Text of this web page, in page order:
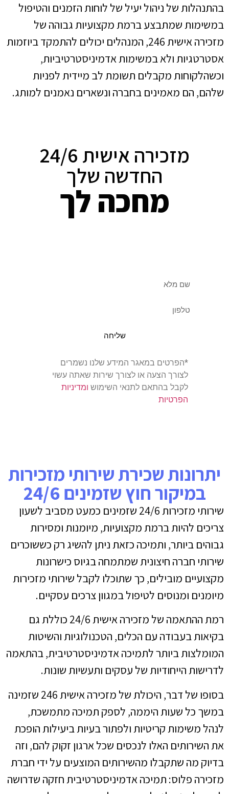
בהתנהלות של ניהול יעיל של לוחות הזמנים והטיפול
במשימות שמתבצע ברמת מקצועיות גבוהה של
מזכירה אישית 246, המנהלים יכולים להתמקד ביוזמות
אסטרטגיות ולא במשימות אדמיניסטרטיביות,
וכשהלקוחות מקבלים תשומת לב מיידית לפניות
שלהם, הם מאמינים בחברה ונשארים נאמנים למותג.
מזכירה אישית 24/6
החדשה שלך
מחכה לך
שליחה
*הפרטים במאגר המידע שלנו נשמרים
לצורך הצעה או לצורך שירות שאתה עשוי
לקבל בהתאם לתנאי השימוש ומדיניות
הפרטיות
יתרונות שכירת שירותי מזכירות
במיקור חוץ שזמינים 24/6
שירותי מזכירות 24/6 שזמינים כמעט מסביב לשעון
צריכים להיות ברמת מקצועיות, מיומנות ומסירות
גבוהים ביותר, ותמיכה כזאת ניתן להשיג רק כששוכרים
שירותי חברה חיצונית שמתמחה בגיוס כישרונות
מקצועיים מובילים, כך שתוכלו לקבל שירותי מזכירות
מיומנים ומנוסים לטיפול במגוון צרכים עסקיים.
רמת ההתאמה של מזכירה אישית 24/6 כוללת גם
בקיאות בעבודה עם הכלים, הטכנולוגיות והשיטות
המומלצות ביותר לתמיכה אדמיניסטרטיבית, בהתאמה
לדרישות הייחודיות של עסקים ותעשיות שונות.
בסופו של דבר, היכולת של מזכירה אישית 246 שזמינה
במשך כל שעות היממה, לספק תמיכה מתמשכת,
לנהל משימות קריטיות ולפתור בעיות ביעילות הופכת
את השירותים האלו לנכסים שכל ארגון זקוק להם, וזה
בדיוק מה שתקבלו מהשירותים המוצעים על ידי חברת
מזכירה פלוס: תמיכה אדמיניסטרטיבית חזקה שדרושה